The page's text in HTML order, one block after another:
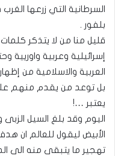
السرطانية التي زرعها
بلفور .
قليل منا من لا يتذكر
إسرائيلية وعربية
العربية والاسلامية من
بل توعد من يقدم منهم
يعتبر …!
اليوم وقد بلغ السيل
الأبيض ليقول للعالم ان
تهجير ما يتبقى منه الى